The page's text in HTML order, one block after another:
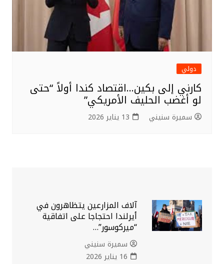
دولي
كارني إلى بكين…اقتصاد كندا أولاً “حتى
لو أغضب الحليف الأمريكي”
سميرة سنيني 13 يناير 2026
آلاف المزارعين يتظاهرون في
أيرلندا احتجاجا على اتفاقية
“ميركوسور”…
سميرة سنيني
16 يناير 2026